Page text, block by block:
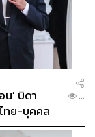
’ บิดา
ทย-บุคคล
...